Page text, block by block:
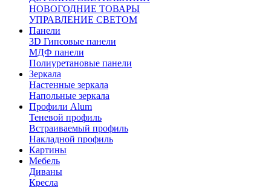
НОВОГОДНИЕ ТОВАРЫ
УПРАВЛЕНИЕ СВЕТОМ
Панели
3D Гипсовые панели
МДФ панели
Полиуретановые панели
Зеркала
Настенные зеркала
Напольные зеркала
Профили Alum
Теневой профиль
Встраиваемый профиль
Накладной профиль
Картины
Мебель
Диваны
Кресла